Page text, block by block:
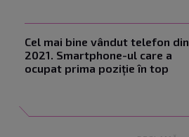
Cel mai bine vândut telefon din
2021. Smartphone-ul care a
ocupat prima poziție în top